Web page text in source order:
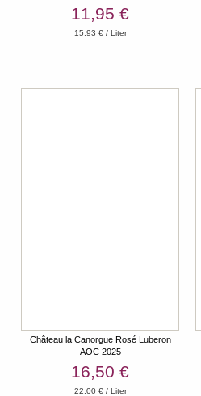
11,95 €
15,93 € / Liter
Château la Canorgue Rosé Luberon
AOC 2025
16,50 €
22,00 € / Liter